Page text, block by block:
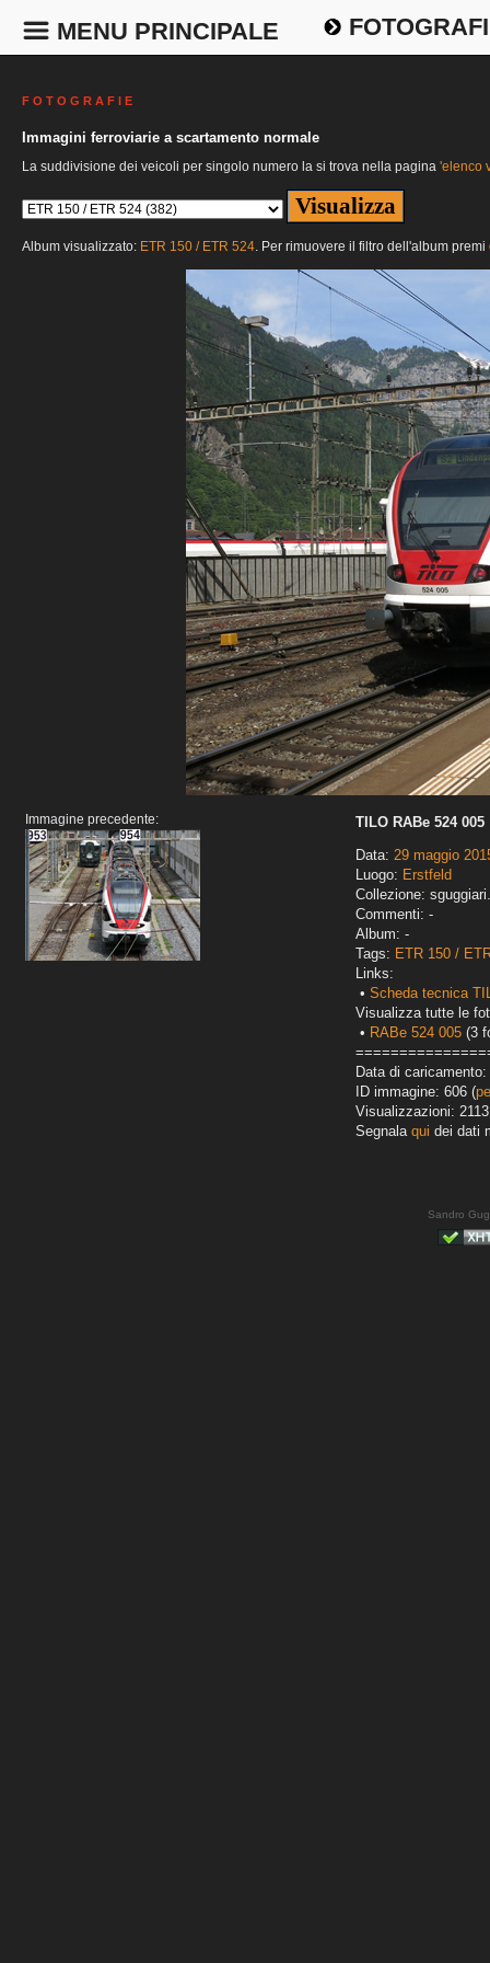
MENU PRINCIPALE
F O T O G R A F I E
Immagini ferroviarie a scartamento normale
La suddivisione dei veicoli per singolo numero la si trova nella pagina 'elenco
Album visualizzato: ETR 150 / ETR 524. Per rimuovere il filtro dell'album premi
Immagine precedente:
TILO RABe 524 005
Data: 29 maggio
Luogo: Erstfeld
Collezione:
Commenti: -
Album: -
Tags: ETR 150 /
Links:
• Scheda tecnica
Visualizza tutte le
• RABe 524 005 (3
Data di caricamento:
ID immagine: 606 (
Visualizzazioni: 2113
Segnala qui dei dati
Sandro